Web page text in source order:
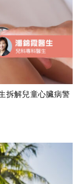
拆解兒童心臟病警